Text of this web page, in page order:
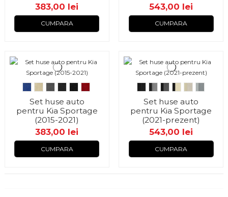
383,00 lei
CUMPARA
543,00 lei
CUMPARA
Set huse auto
pentru Kia Sportage
(2015-2021)
383,00 lei
CUMPARA
Set huse auto
pentru Kia Sportage
(2021-prezent)
543,00 lei
CUMPARA